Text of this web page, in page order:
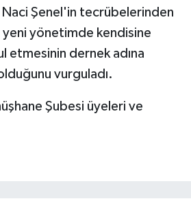
Naci Şenel'in tecrübelerinden
yönetimde kendisine
etmesinin dernek adına
vurguladı.
Şubesi üyeleri ve